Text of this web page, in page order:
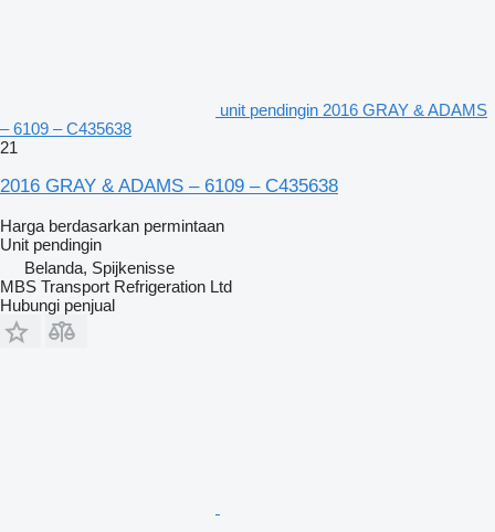
unit pendingin 2016 GRAY & ADAMS
– 6109 – C435638
21
2016 GRAY & ADAMS – 6109 – C435638
Harga berdasarkan permintaan
Unit pendingin
Belanda, Spijkenisse
MBS Transport Refrigeration Ltd
Hubungi penjual